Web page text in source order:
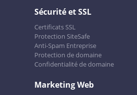
Sécurité et SSL
Certificats SSL
Protection SiteSafe
Anti-Spam Entreprise
Protection de domaine
Confidentialité de domaine
Marketing Web